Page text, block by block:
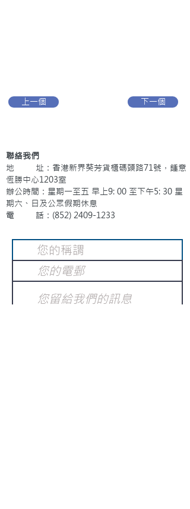
上一個 下一個
聯絡我們
地 址：香港新界葵芳貨櫃碼頭路71號，鍾意
恆勝中心1203室
辦公時間：星期一至五 早上9: 00 至下午5: 30 星
期六、日及公眾假期休息
電 話：(852) 2409-1233